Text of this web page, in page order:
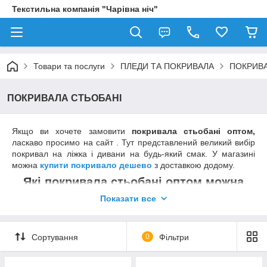
Текстильна компанія "Чарівна ніч"
Товари та послуги ПЛЕДИ ТА ПОКРИВАЛА
ПОКРИВАЛА СТЬОБАНІ
Якщо ви хочете замовити покривала стьобані оптом,
ласкаво просимо на сайт . Тут представлений великий вибір
покривал на ліжка і дивани на будь-який смак. У магазині
можна купити покривало дешево з доставкою додому.
Які покривала стьобані оптом можна
купити?
прострочені в різних місцях. Між шарами тканини
укладається наповнювач. Найчастіше це синтепон (бувають і
Показати все
Сортування 0 Фільтри